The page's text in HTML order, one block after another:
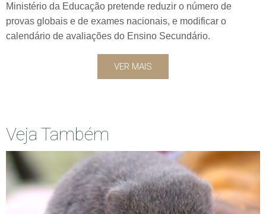
Ministério da Educação pretende reduzir o número de
provas globais e de exames nacionais, e modificar o
calendário de avaliações do Ensino Secundário.
VER MAIS
Veja Também